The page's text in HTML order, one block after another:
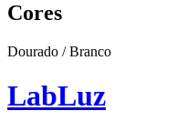
Cores
Dourado / Branco
LabLuz